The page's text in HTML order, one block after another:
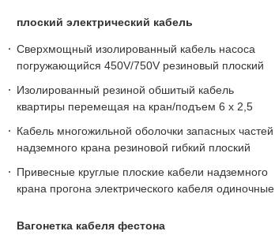
плоский электрический кабель
Сверхмощный изолированный кабель насоса
погружающийся 450V/750V резиновый плоский
Изолированный резиной обшитый кабель
квартиры перемещая на кран/подъем 6 x 2,5
Кабель многожильной оболочки запасных частей
надземного крана резиновой гибкий плоский
Привесные круглые плоские кабели надземного
крана прогона электрического кабеля одиночные
Вагонетка кабеля фестона